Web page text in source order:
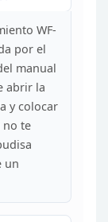
WF-
por el
manual
abrir la
y colocar
no te
un